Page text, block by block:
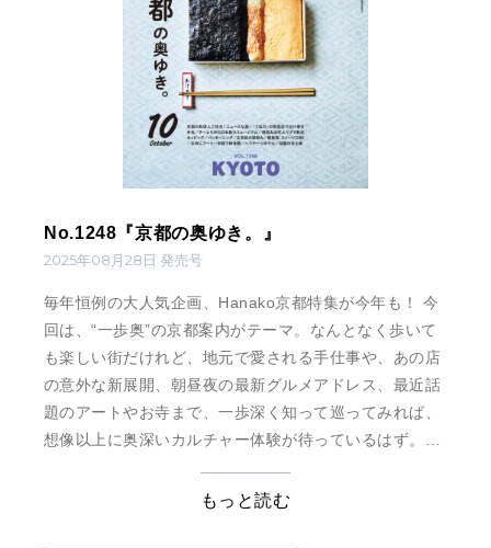
No.1248『京都の奥ゆき。』
2025年08月28日 発売号
毎年恒例の大人気企画、Hanako京都特集が今年も！ 今
回は、“一歩奥”の京都案内がテーマ。なんとなく歩いて
も楽しい街だけれど、地元で愛される手仕事や、あの店
の意外な新展開、朝昼夜の最新グルメアドレス、最近話
題のアートやお寺まで、一歩深く知って巡ってみれば、
想像以上に奥深いカルチャー体験が待っているはず。京
もっと読む